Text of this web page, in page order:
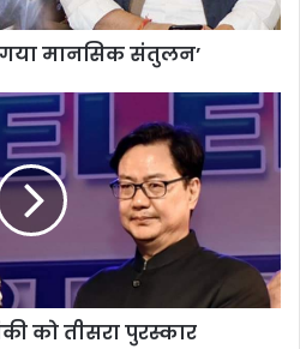
गया मानसिक संतुलन’
को तीसरा पुरस्कार